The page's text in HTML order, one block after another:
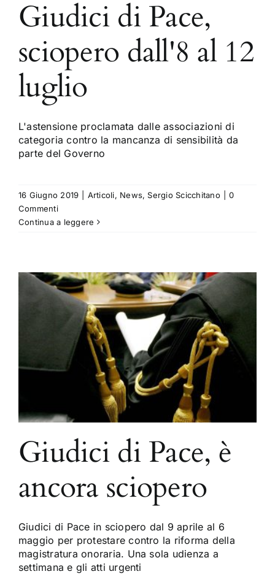
Giudici di Pace,
sciopero dall'8 al 12
luglio
L'astensione proclamata dalle associazioni di
categoria contro la mancanza di sensibilità da
parte del Governo
16 Giugno 2019 Articoli, News,Sergio Scicchitano
0
Commenti
Continua a leggere
Giudici di Pace, è
ancora sciopero
Giudici di Pace in sciopero dal 9 aprile al 6
maggio per protestare contro la riforma della
magistratura onoraria. Una sola udienza a
settimana e gli atti urgenti